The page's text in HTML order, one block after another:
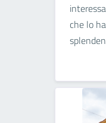
che lo